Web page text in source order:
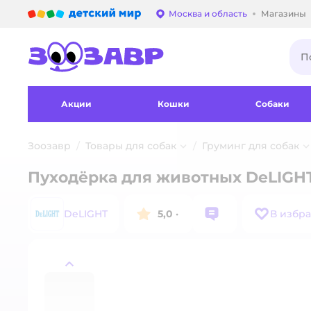
Выбор адреса
Москва и область Магазины
Акции Кошки Собаки
Зоозавр Товары для собак Груминг для собак
назад
Пуходёрка для животных
DeLIGHT 5,0 · В